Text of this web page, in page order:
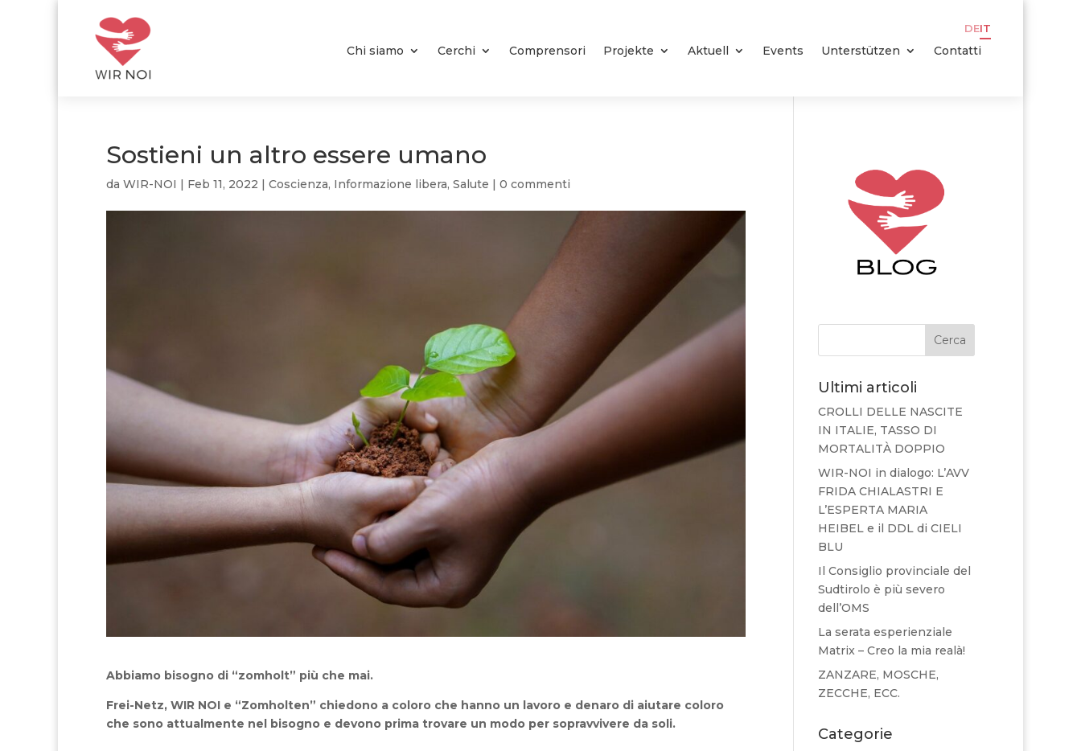
DEIT
Chi siamo Cerchi Comprensori Projekte Aktuell Events Unterstützen Contatti
Sostieni un altro essere umano
da WIR-NOI | Feb 11, 2022 | Coscienza, Informazione libera, Salute | 0 commenti
Abbiamo bisogno di “zomholt” più che mai.
Frei-Netz, WIR NOI e “Zomholten” chiedono a coloro che hanno un lavoro e denaro di aiutare coloro
che sono attualmente nel bisogno e devono prima trovare un modo per sopravvivere da soli.
Cerca
Ultimi articoli
CROLLI DELLE NASCITE
IN ITALIE, TASSO DI
MORTALITÀ DOPPIO
WIR-NOI in dialogo: L’AVV
FRIDA CHIALASTRI E
L’ESPERTA MARIA
HEIBEL e il DDL di CIELI
BLU
Il Consiglio provinciale del
Sudtirolo è più severo
dell’OMS
La serata esperienziale
Matrix – Creo la mia realà!
ZANZARE, MOSCHE,
ZECCHE, ECC.
Categorie